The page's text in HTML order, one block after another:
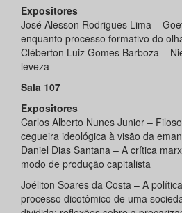
Expositores
José Alesson Rodrigues Lima –
enquanto processo formativo do
Cléberton Luiz Gomes Barboza –
leveza
Sala 107
Expositores
Carlos Alberto Nunes Junior –
cegueira ideológica à visão da
Daniel Dias Santana – A crítica
modo de produção capitalista
Joéliton Soares da Costa – A
processo dicotômico de uma